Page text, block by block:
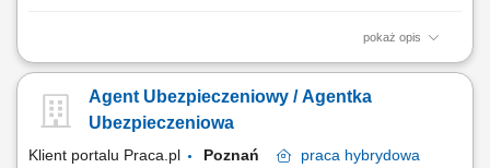
pokaż opis
Forma pracy zależy od uzgodnionego modelu współpracy: stacjonarna
przypadku współpracy B2B opartej na własnym lub mieszanym portfelu
klientów — również zdalna i mobilna. Opis stanowiska Samodzielna i
Agent Ubezpieczeniowy / Agentka
Ubezpieczeniowa
Klient portalu Praca.pl Poznań praca hybrydowa